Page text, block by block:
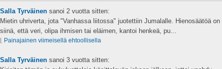
Salla Tyrväinen sanoi 2 vuotta sitten:
Mietin uhriverta, jota "Vanhassa liitossa" juotettiin Jumalalle. Hienosäätöä on
siinä, että veri, olipa ihmisen tai eläimen, kantoi henkeä, pu...
⌊ Painajainen viimeisellä ehtoollisella
Salla Tyrväinen sanoi 3 vuotta sitten: